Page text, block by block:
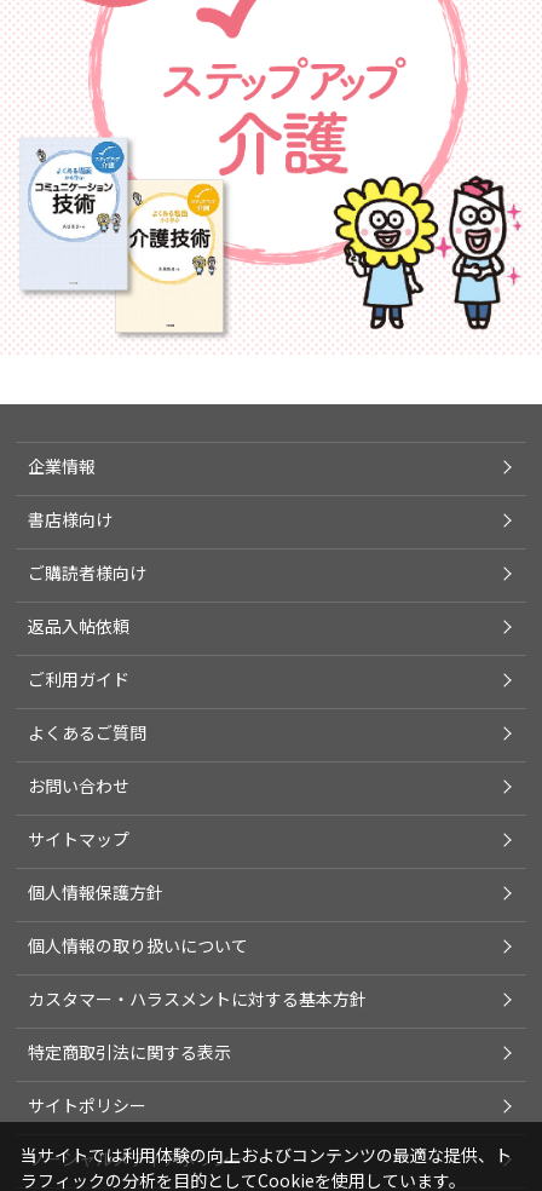
企業情報
書店様向け
ご購読者様向け
返品入帖依頼
ご利用ガイド
よくあるご質問
お問い合わせ
サイトマップ
個人情報保護方針
個人情報の取り扱いについて
カスタマー・ハラスメントに対する基本方針
特定商取引法に関する表示
サイトポリシー
ソーシャルメディアポリシー
当サイトでは利用体験の向上およびコンテンツの最適な提供、ト
ラフィックの分析を目的としてCookieを使用しています。